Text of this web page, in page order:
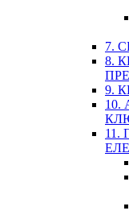
7.
8.
9.
10.
11.